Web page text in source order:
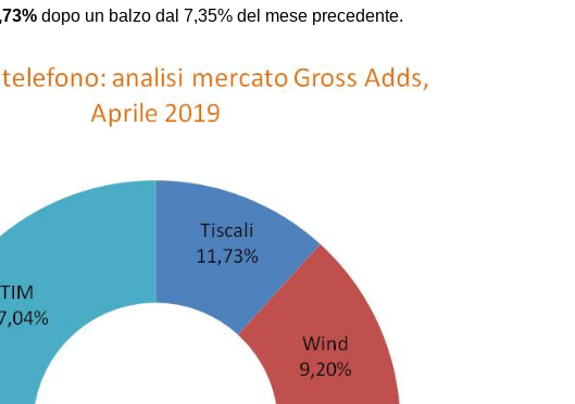
dopo un balzo dal 7,35% del mese precedente.